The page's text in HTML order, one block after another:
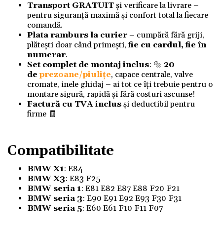
Transport GRATUITși verificare la livrare –
pentru siguranță maximă și confort total la fiecare
comandă.
Plata ramburs la curier– cumpără fără griji,
plătești doar când primești,fie cu cardul, fie în
numerar.
Set complet de montaj inclus: 🔩 20
deprezoane/piulițe, capace centrale, valve
cromate, inele ghidaj – ai tot ce îți trebuie pentru o
montare sigură, rapidă și fără costuri ascunse!
Factură cu TVA inclusși deductibil pentru
firme 🧾
Compatibilitate
BMW X1: E84
BMW X3: E83 F25
BMW seria 1: E81 E82 E87 E88 F20 F21
BMW seria 3: E90 E91 E92 E93 F30 F31
BMW seria 5: E60 E61 F10 F11 F07